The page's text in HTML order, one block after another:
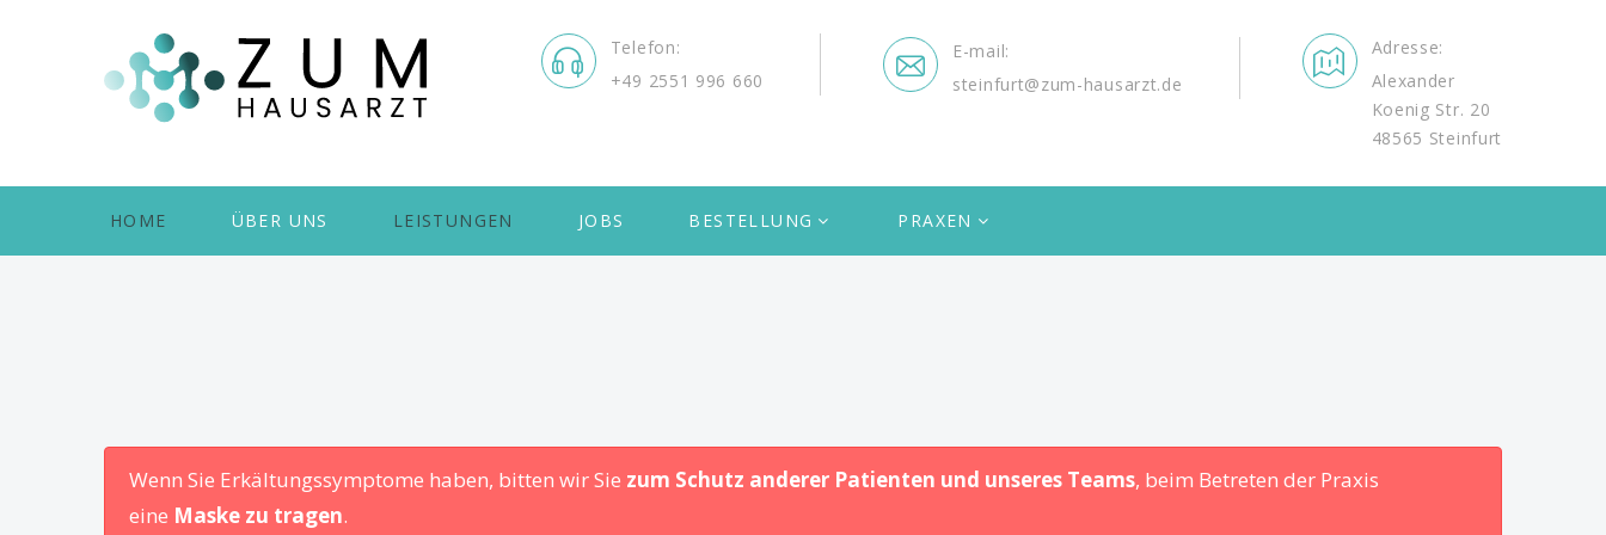
Telefon
+49 2551 996 660
E-mail
steinfurt@zum-hausarzt.de
Adresse
Alexander
Koenig Str. 20
48565 Steinfurt
HOME ÜBER UNS LEISTUNGEN JOBS BESTELLUNG PRAXEN
Wenn Sie Erkältungssymptome haben, bitten wir Sie zum Schutz anderer Patienten und unseres Teams, beim Betreten der Praxis
eine Maske zu tragen.